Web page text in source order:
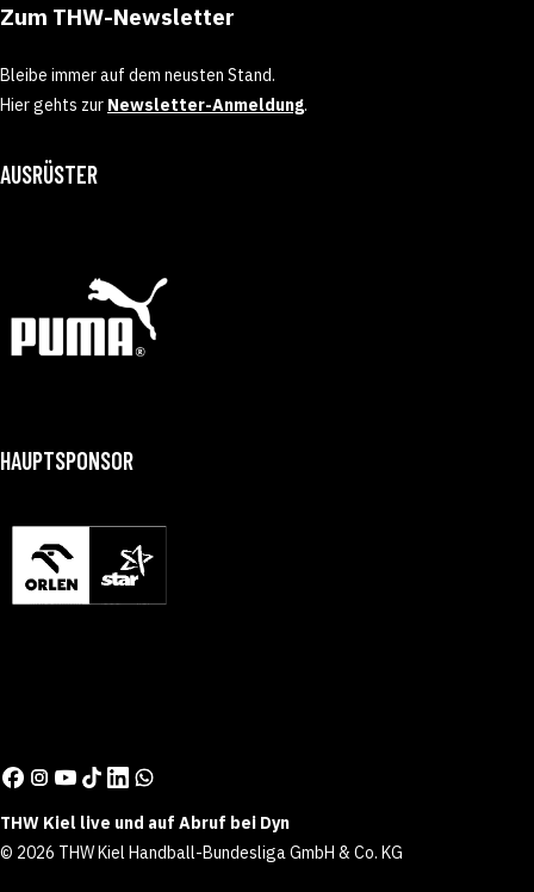
Zum THW-Newsletter
Bleibe immer auf dem neusten Stand.
Hier gehts zur Newsletter-Anmeldung.
AUSRÜSTER
HAUPTSPONSOR
THW Kiel live und auf Abruf bei Dyn
© 2026 THW Kiel Handball-Bundesliga GmbH & Co. KG